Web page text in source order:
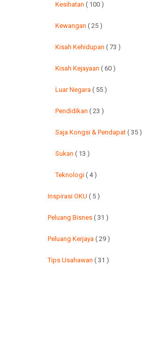
Kesihatan ( 100 )
Kewangan ( 25 )
Kisah Kehidupan ( 73 )
Kisah Kejayaan ( 60 )
Luar Negara ( 55 )
Pendidikan ( 23 )
Saja Kongsi & Pendapat ( 35 )
Sukan ( 13 )
Teknologi ( 4 )
Inspirasi OKU ( 5 )
Peluang Bisnes ( 31 )
Peluang Kerjaya ( 29 )
Tips Usahawan ( 31 )